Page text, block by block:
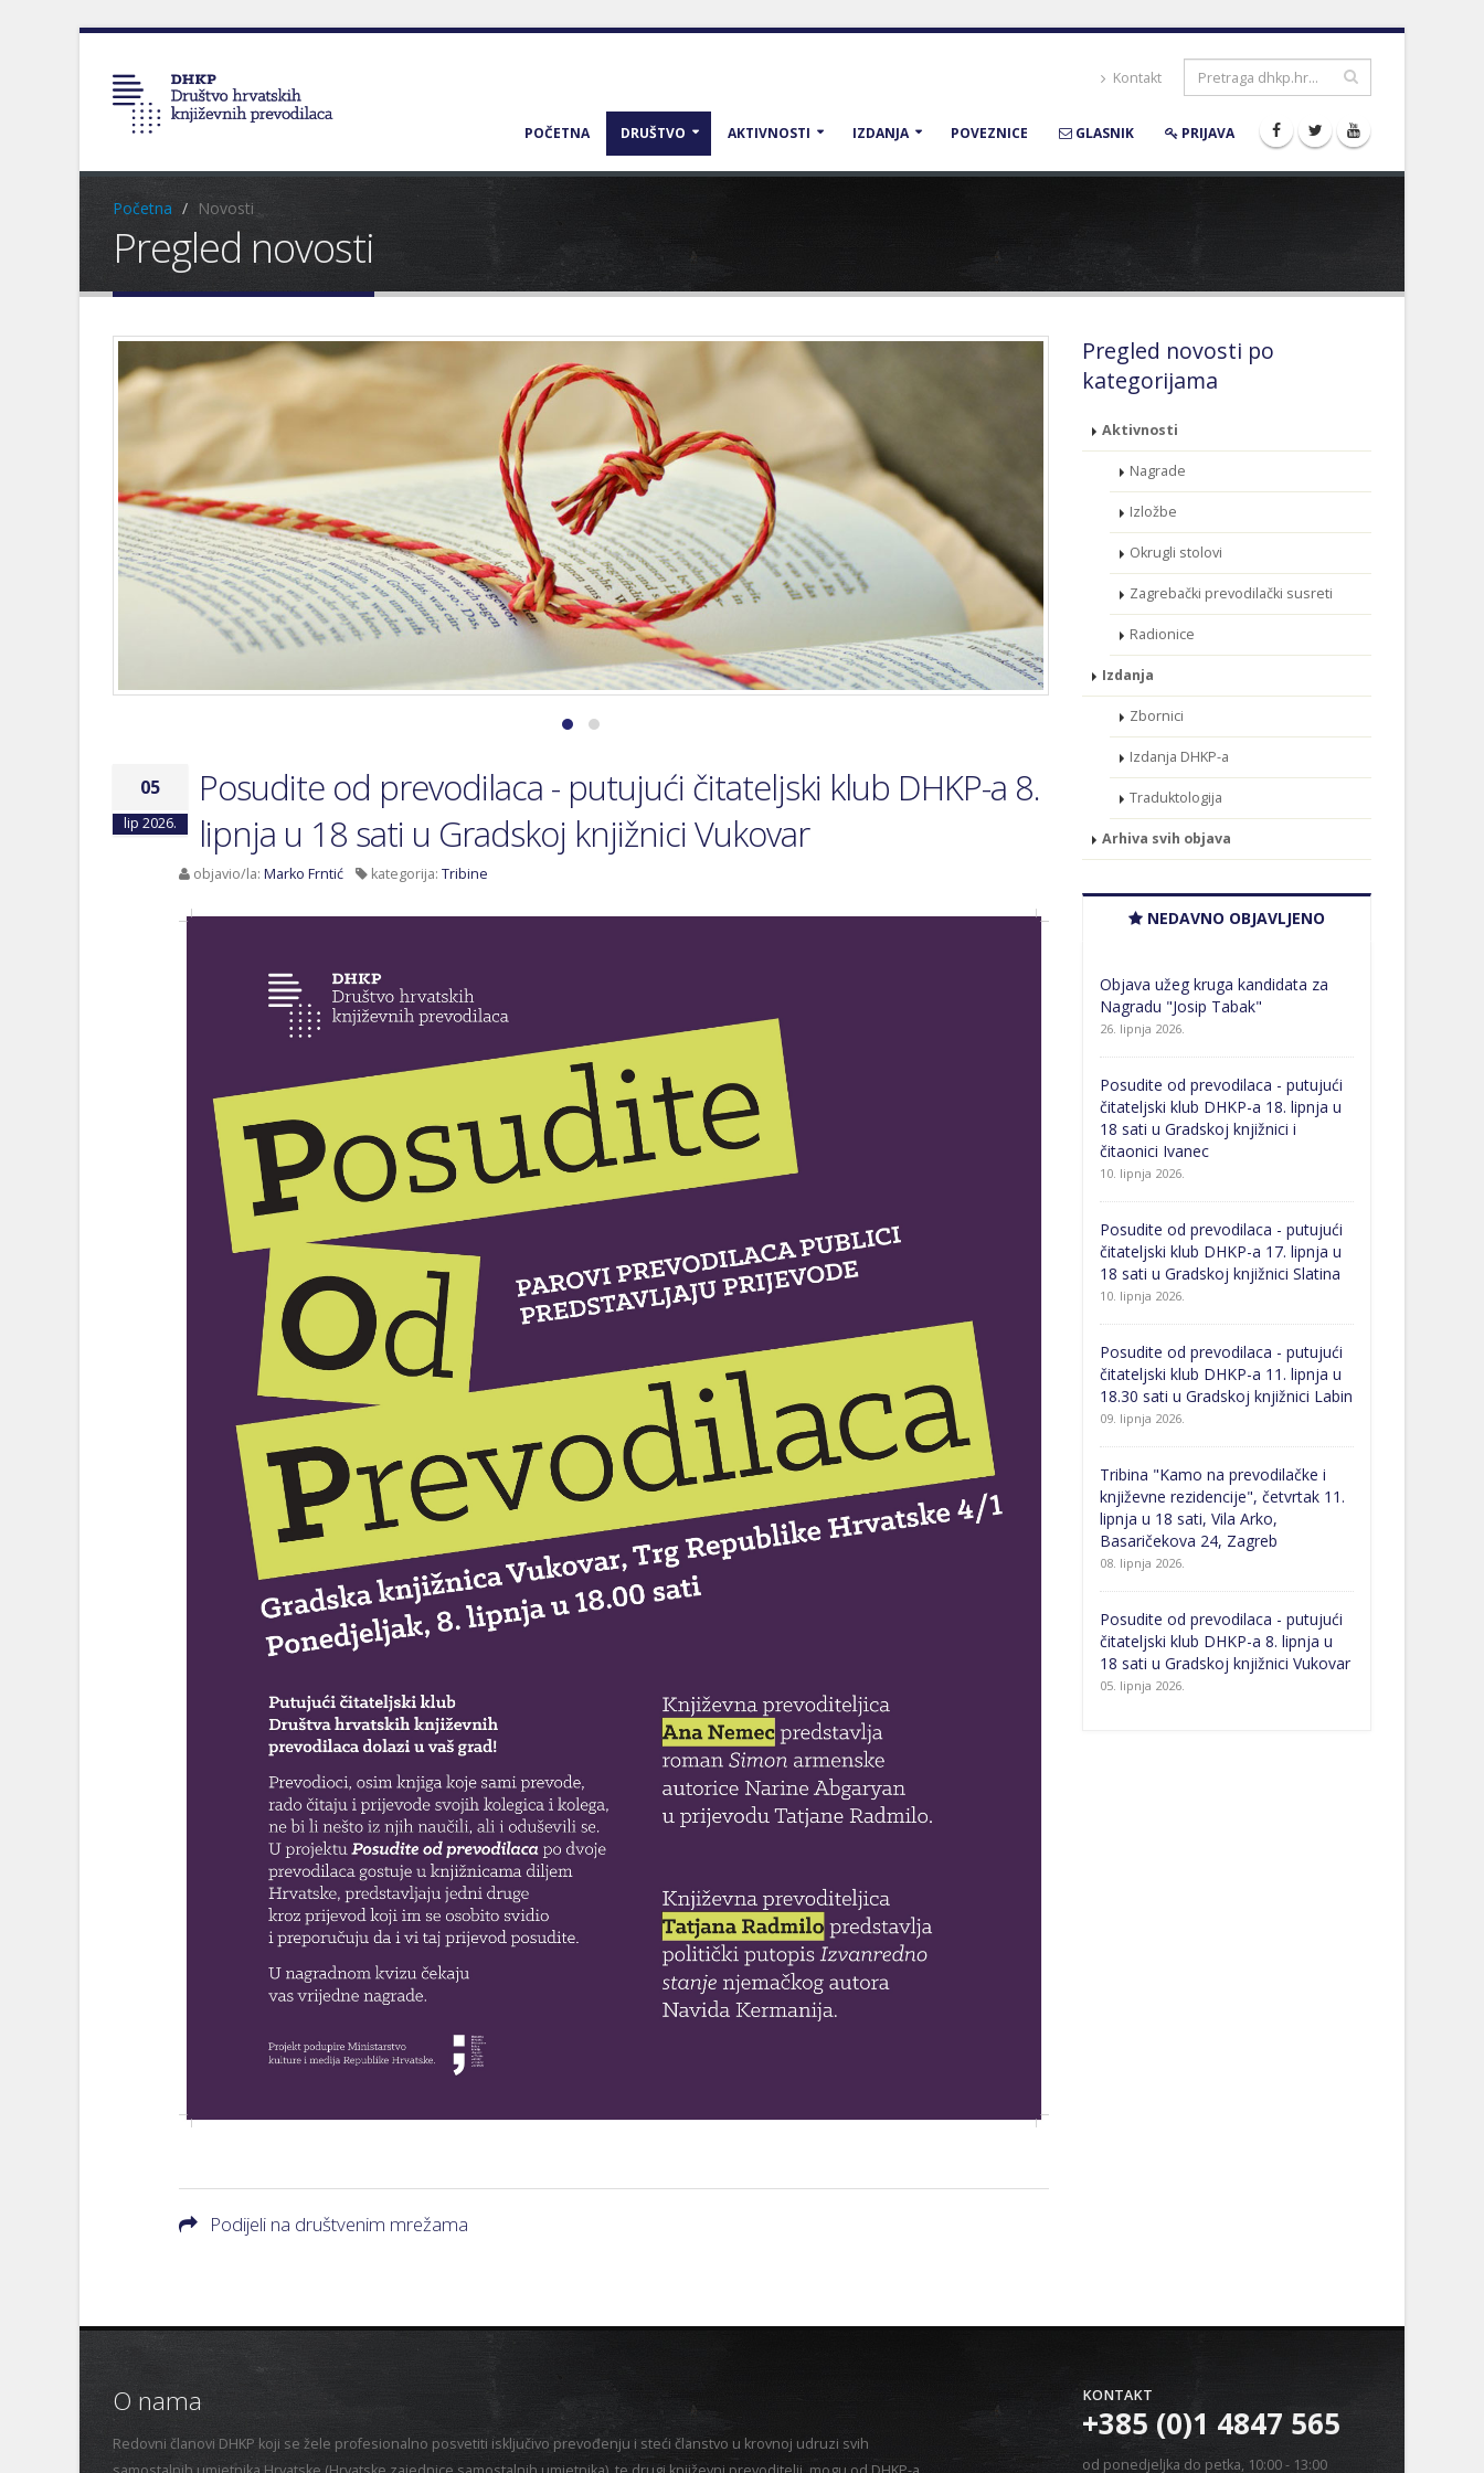
Kontakt
POČETNA DRUŠTVO AKTIVNOSTI IZDANJA POVEZNICE GLASNIK PRIJAVA
Početna Novosti
Pregled novosti
05
lip 2026.
Posudite od prevodilaca - putujući čitateljski klub DHKP-a 8.
lipnja u 18 sati u Gradskoj knjižnici Vukovar
objavio/la: Marko Frntić kategorija: Tribine
Podijeli na društvenim mrežama
Pregled novosti po
kategorijama
Aktivnosti
Nagrade
Izložbe
Okrugli stolovi
Zagrebački prevodilački susreti
Radionice
Izdanja
Zbornici
Izdanja DHKP-a
Traduktologija
Arhiva svih objava
NEDAVNO OBJAVLJENO
Objava užeg kruga kandidata za
Nagradu "Josip Tabak"
26. lipnja 2026.
Posudite od prevodilaca - putujući
čitateljski klub DHKP-a 18. lipnja u
18 sati u Gradskoj knjižnici i
čitaonici Ivanec
10. lipnja 2026.
Posudite od prevodilaca - putujući
čitateljski klub DHKP-a 17. lipnja u
18 sati u Gradskoj knjižnici Slatina
10. lipnja 2026.
Posudite od prevodilaca - putujući
čitateljski klub DHKP-a 11. lipnja u
18.30 sati u Gradskoj knjižnici Labin
09. lipnja 2026.
Tribina "Kamo na prevodilačke i
književne rezidencije", četvrtak 11.
lipnja u 18 sati, Vila Arko,
Basaričekova 24, Zagreb
08. lipnja 2026.
Posudite od prevodilaca - putujući
čitateljski klub DHKP-a 8. lipnja u
18 sati u Gradskoj knjižnici Vukovar
05. lipnja 2026.
O nama
Redovni članovi DHKP koji se žele profesionalno posvetiti isključivo prevođenju i steći članstvo u krovnoj udruzi svih
KONTAKT
+385 (0)1 4847 565
od ponedjeljka do petka, 10:00 - 13:00